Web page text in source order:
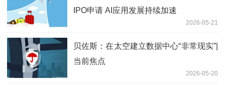
IPO申请 AI应用发展持续加速
2026-05-21
贝佐斯：在太空建立数据中心“非常现实”|
当前焦点
2026-05-20